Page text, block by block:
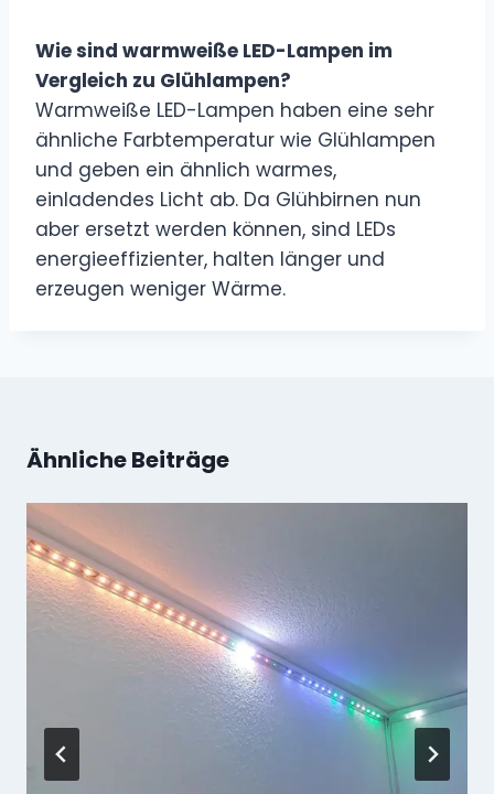
Wie sind warmweiße LED-Lampen im
Vergleich zu Glühlampen?
Warmweiße LED-Lampen haben eine sehr
ähnliche Farbtemperatur wie Glühlampen
und geben ein ähnlich warmes,
einladendes Licht ab. Da Glühbirnen nun
aber ersetzt werden können, sind LEDs
energieeffizienter, halten länger und
erzeugen weniger Wärme.
Ähnliche Beiträge